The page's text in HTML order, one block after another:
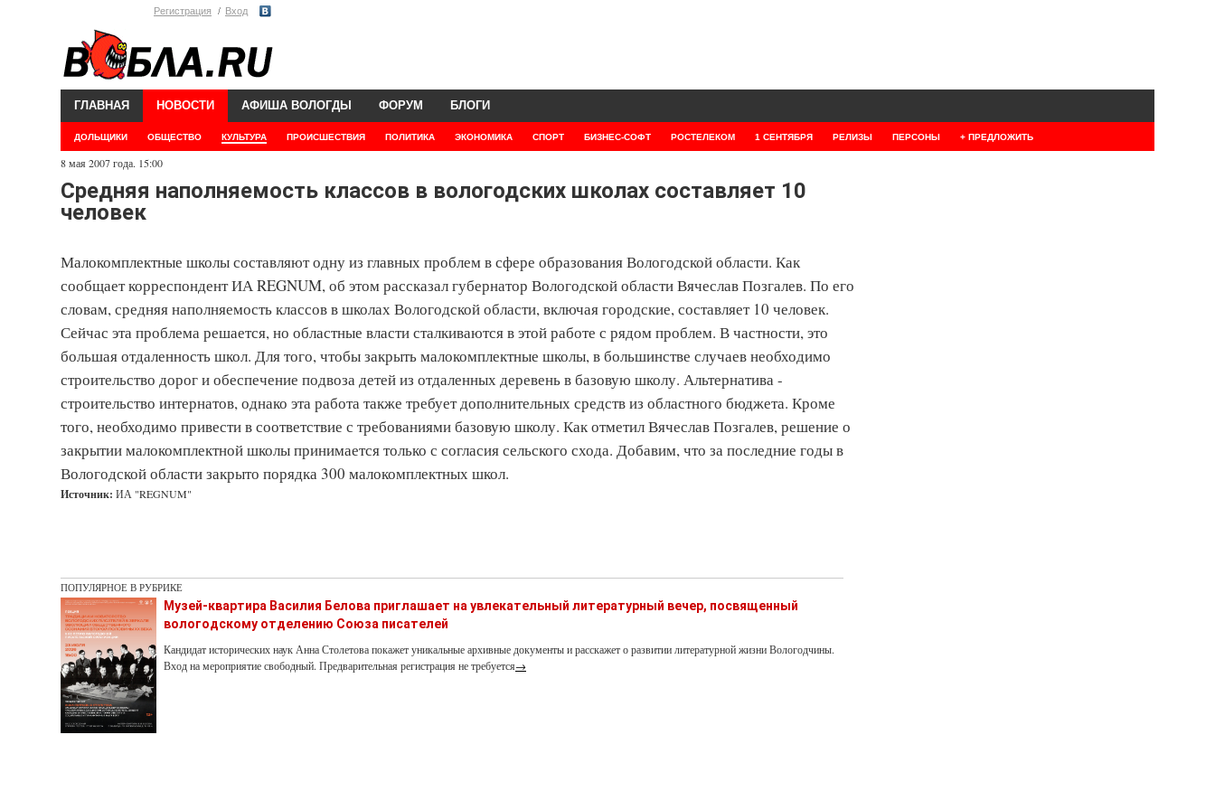
Регистрация Вход
ГЛАВНАЯ НОВОСТИ
ДОЛЬЩИКИ ОБЩЕСТВО КУЛЬТУРА ПРОИСШЕСТВИЯ ПОЛИТИКА ЭКОНОМИКА СПОРТ БИЗНЕС-СОФТ РОСТЕЛЕКОМ 1 СЕНТЯБРЯ РЕЛИЗЫ ПЕРСОНЫ + ПРЕДЛОЖИТЬ
АФИША ВОЛОГДЫ ФОРУМ БЛОГИ
8 мая 2007 года. 15:00
Средняя наполняемость классов в вологодских школах составляет 10
человек
Малокомплектные школы составляют одну из главных проблем в сфере образования Вологодской области. Как
сообщает корреспондент ИА REGNUM, об этом рассказал губернатор Вологодской области Вячеслав Позгалев. По его
словам, средняя наполняемость классов в школах Вологодской области, включая городские, составляет 10 человек.
Сейчас эта проблема решается, но областные власти сталкиваются в этой работе с рядом проблем. В частности, это
большая отдаленность школ. Для того, чтобы закрыть малокомплектные школы, в большинстве случаев необходимо
строительство дорог и обеспечение подвоза детей из отдаленных деревень в базовую школу. Альтернатива -
строительство интернатов, однако эта работа также требует дополнительных средств из областного бюджета. Кроме
того, необходимо привести в соответствие с требованиями базовую школу. Как отметил Вячеслав Позгалев, решение о
закрытии малокомплектной школы принимается только с согласия сельского схода. Добавим, что за последние годы в
Вологодской области закрыто порядка 300 малокомплектных школ.
Источник: ИА "REGNUM"
ПОПУЛЯРНОЕ В РУБРИКЕ
Музей-квартира Василия Белова приглашает на увлекательный литературный вечер, посвященный
вологодскому отделению Союза писателей
Кандидат исторических наук Анна Столетова покажет уникальные архивные документы и расскажет о развитии литературной жизни Вологодчины.
Вход на мероприятие свободный. Предварительная регистрация не требуется→